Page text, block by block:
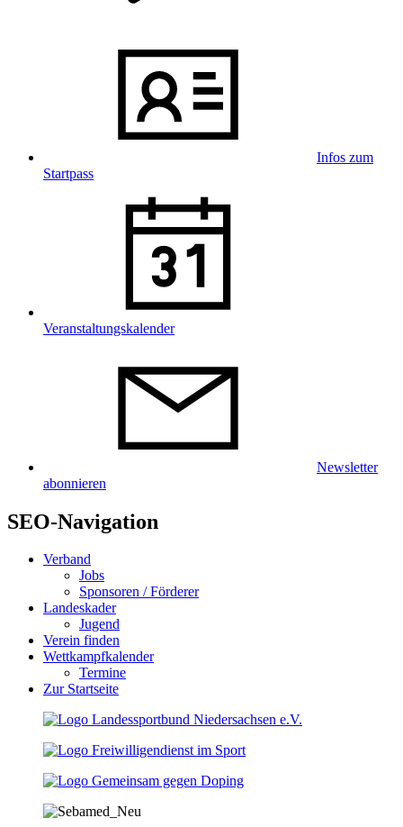
Infos zum
Startpass
Veranstaltungskalender
Newsletter
abonnieren
SEO-Navigation
Verband
Jobs
Sponsoren / Förderer
Landeskader
Jugend
Verein finden
Wettkampfkalender
Termine
Zur Startseite